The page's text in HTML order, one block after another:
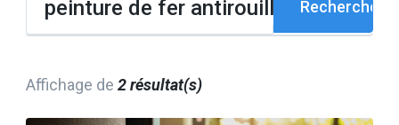
recherche
Affichage de 2 résultat(s)